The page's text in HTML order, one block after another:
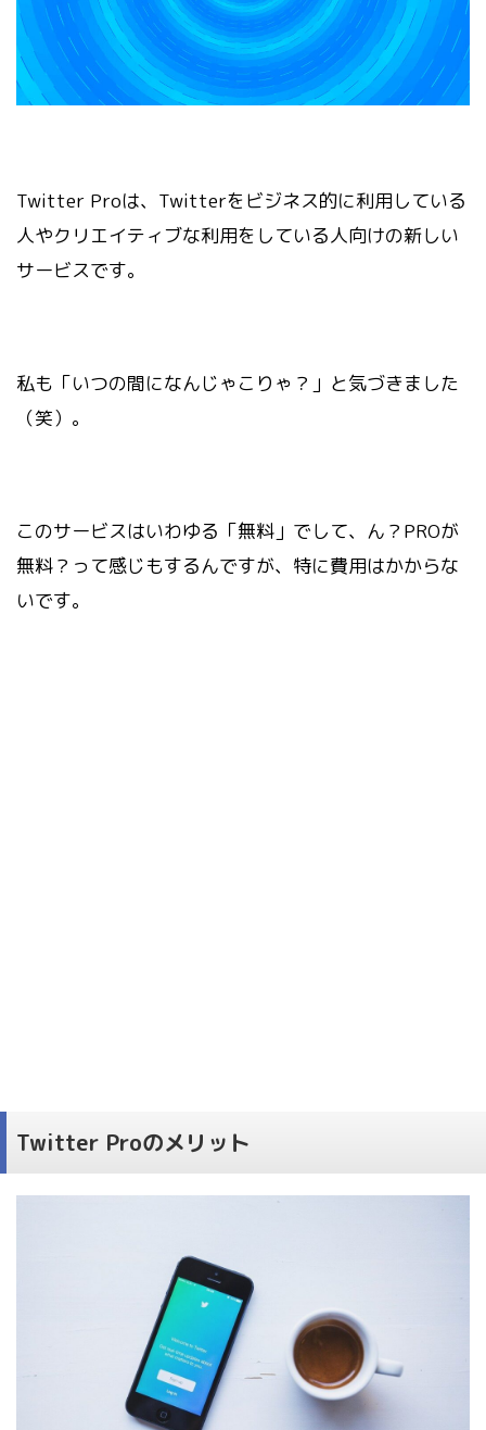
Twitter Proは、Twitterをビジネス的に利用している
人やクリエイティブな利用をしている人向けの新しい
サービスです。
私も「いつの間になんじゃこりゃ？」と気づきました
（笑）。
このサービスはいわゆる「無料」でして、ん？PROが
無料？って感じもするんですが、特に費用はかからな
いです。
Twitter Proのメリット